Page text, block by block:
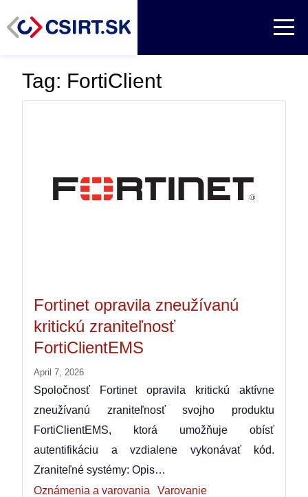
Tag: FortiClient
Fortinet opravila zneužívanú
kritickú zraniteľnosť
FortiClientEMS
April 7, 2026
Spoločnosť Fortinet opravila kritickú aktívne
zneužívanú zraniteľnosť svojho produktu
FortiClientEMS, ktorá umožňuje obísť
autentifikáciu a vzdialene vykonávať kód.
Zraniteľné systémy: Opis…
Oznámenia a varovania
Varovanie